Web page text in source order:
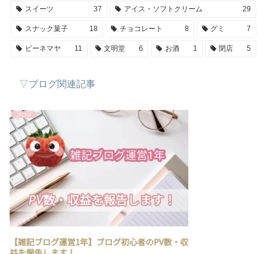
スイーツ 37 アイス・ソフトクリーム 29
スナック菓子 18 チョコレート 8 グミ 7
ビーネマヤ 11 文明堂 6 お酒 1 閉店 5
▽ブログ関連記事